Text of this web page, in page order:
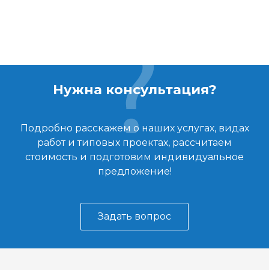
Нужна консультация?
Подробно расскажем о наших услугах, видах
работ и типовых проектах, рассчитаем
стоимость и подготовим индивидуальное
предложение!
Задать вопрос